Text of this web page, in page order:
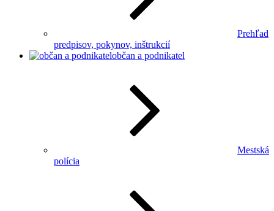
Prehľad
predpisov, pokynov, inštrukcií
občan a podnikatel
Mestská
polícia